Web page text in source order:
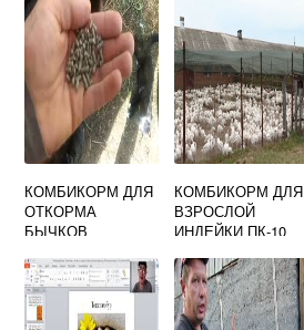
КОМБИКОРМ ДЛЯ
ОТКОРМА
БЫЧКОВ
КОМБИКОРМ ДЛЯ
ВЗРОСЛОЙ
ИНДЕЙКИ ПК-10
СТАРШЕ